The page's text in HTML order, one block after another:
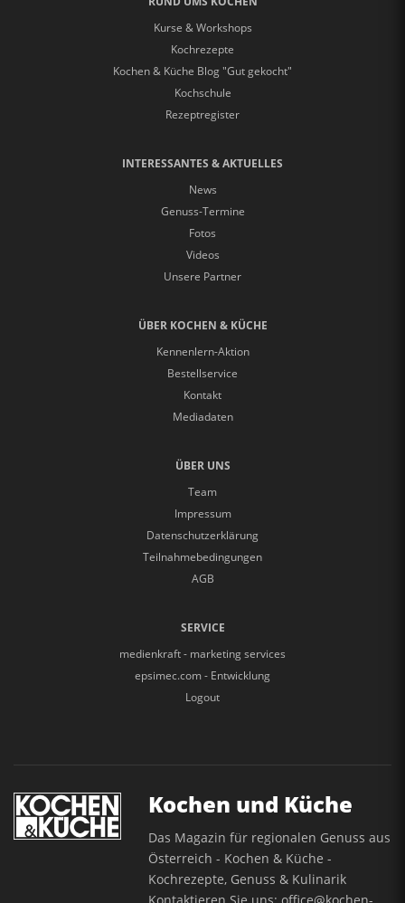
Kurse & Workshops
Kochrezepte
Kochen & Küche Blog "Gut gekocht"
Kochschule
Rezeptregister
INTERESSANTES & AKTUELLES
News
Genuss-Termine
Fotos
Videos
Unsere Partner
ÜBER KOCHEN & KÜCHE
Kennenlern-Aktion
Bestellservice
Kontakt
Mediadaten
ÜBER UNS
Team
Impressum
Datenschutzerklärung
Teilnahmebedingungen
AGB
SERVICE
medienkraft - marketing services
epsimec.com - Entwicklung
Logout
Kochen und Küche
Das Magazin für regionalen Genuss aus
Österreich - Kochen & Küche -
Kochrezepte, Genuss & Kulinarik